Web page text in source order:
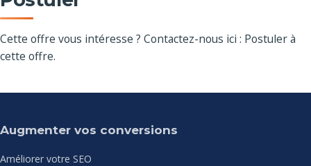
Cette offre vous intéresse ? Contactez-nous ici : Postuler à
cette offre.
Augmenter vos conversions
Améliorer votre SEO